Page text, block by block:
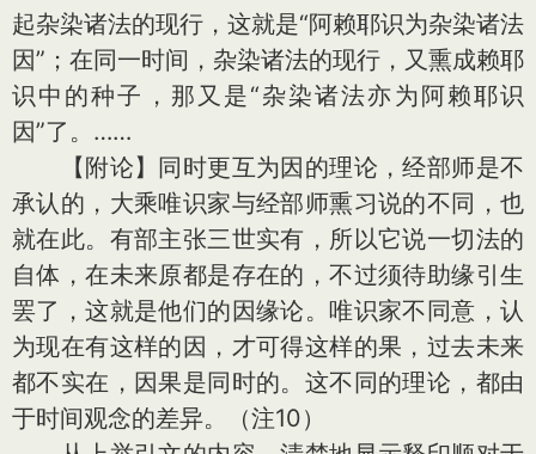
起杂染诸法的现行，这就是“阿赖耶识为杂染诸法
因”；在同一时间，杂染诸法的现行，又熏成赖耶
识中的种子，那又是“杂染诸法亦为阿赖耶识
因”了。……
【附论】同时更互为因的理论，经部师是不
承认的，大乘唯识家与经部师熏习说的不同，也
就在此。有部主张三世实有，所以它说一切法的
自体，在未来原都是存在的，不过须待助缘引生
罢了，这就是他们的因缘论。唯识家不同意，认
为现在有这样的因，才可得这样的果，过去未来
都不实在，因果是同时的。这不同的理论，都由
于时间观念的差异。（注10）